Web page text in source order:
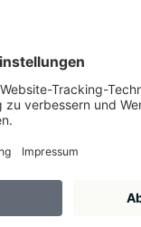
zu
sowie welche
auf einem
kann Florian die